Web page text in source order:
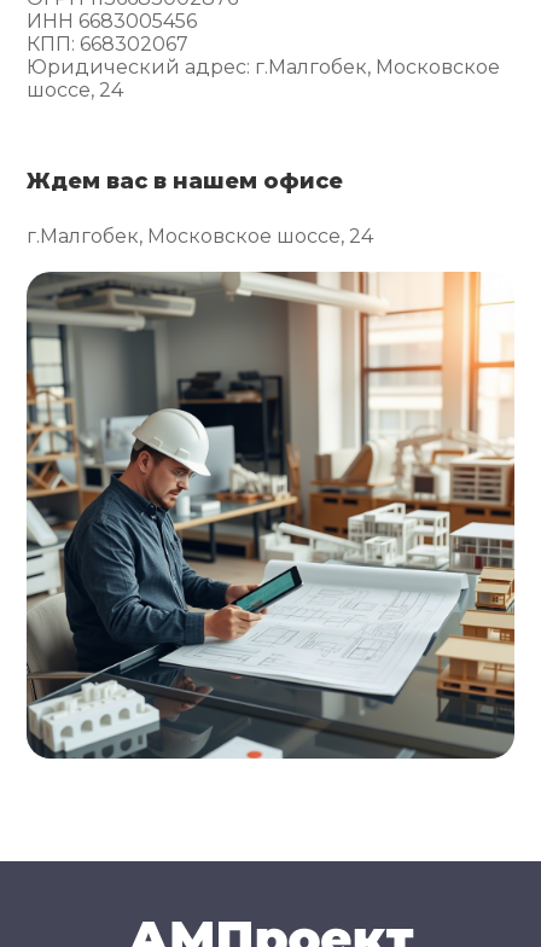
ИНН 6683005456
КПП: 668302067
Юридический адрес: г.Малгобек, Московское
шоссе, 24
Ждем вас в нашем офисе
г.Малгобек, Московское шоссе, 24